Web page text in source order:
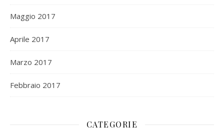
Maggio 2017
Aprile 2017
Marzo 2017
Febbraio 2017
CATEGORIE